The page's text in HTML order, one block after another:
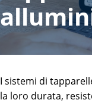
I sistemi di
la loro durata,